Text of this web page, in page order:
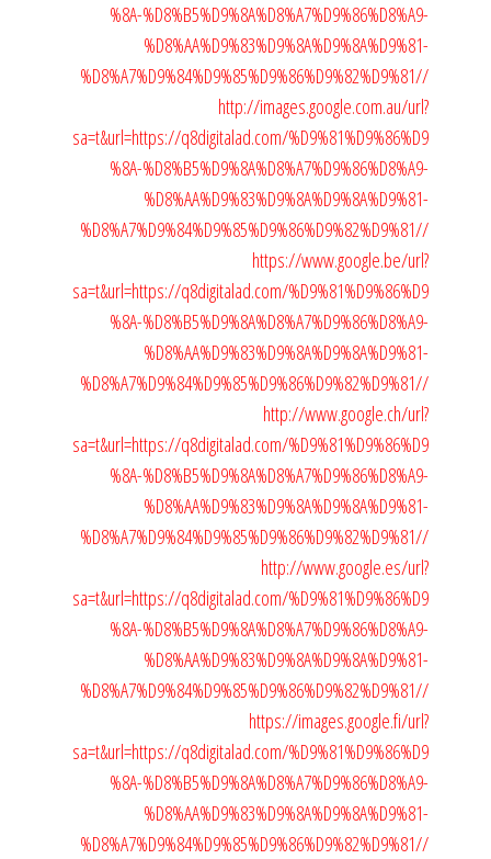
%8A-%D8%B5%D9%8A%D8%A7%D9%86%D8%A9-
%D8%AA%D9%83%D9%8A%D9%8A%D9%81-
%D8%A7%D9%84%D9%85%D9%86%D9%82%D9%81//
http://images.google.com.au/url?
sa=t&url=https://q8digitalad.com/%D9%81%D9%86%D9
%8A-%D8%B5%D9%8A%D8%A7%D9%86%D8%A9-
%D8%AA%D9%83%D9%8A%D9%8A%D9%81-
%D8%A7%D9%84%D9%85%D9%86%D9%82%D9%81//
https://www.google.be/url?
sa=t&url=https://q8digitalad.com/%D9%81%D9%86%D9
%8A-%D8%B5%D9%8A%D8%A7%D9%86%D8%A9-
%D8%AA%D9%83%D9%8A%D9%8A%D9%81-
%D8%A7%D9%84%D9%85%D9%86%D9%82%D9%81//
http://www.google.ch/url?
sa=t&url=https://q8digitalad.com/%D9%81%D9%86%D9
%8A-%D8%B5%D9%8A%D8%A7%D9%86%D8%A9-
%D8%AA%D9%83%D9%8A%D9%8A%D9%81-
%D8%A7%D9%84%D9%85%D9%86%D9%82%D9%81//
http://www.google.es/url?
sa=t&url=https://q8digitalad.com/%D9%81%D9%86%D9
%8A-%D8%B5%D9%8A%D8%A7%D9%86%D8%A9-
%D8%AA%D9%83%D9%8A%D9%8A%D9%81-
%D8%A7%D9%84%D9%85%D9%86%D9%82%D9%81//
https://images.google.fi/url?
sa=t&url=https://q8digitalad.com/%D9%81%D9%86%D9
%8A-%D8%B5%D9%8A%D8%A7%D9%86%D8%A9-
%D8%AA%D9%83%D9%8A%D9%8A%D9%81-
%D8%A7%D9%84%D9%85%D9%86%D9%82%D9%81//